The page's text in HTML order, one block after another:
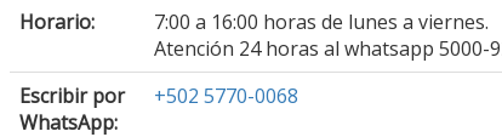
Horario:
7:00 a 16:00 horas de lunes a viernes.
Atención 24 horas al whatsapp 5000-
Escribir por
WhatsApp:
+502 5770-0068